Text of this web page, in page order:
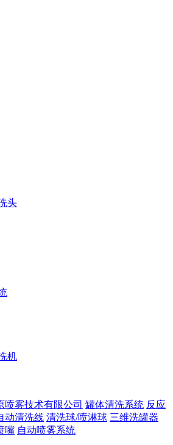
头
机
喷雾技术有限公司 罐体清洗系统 反应
动清洗线 清洗球/喷淋球 三维洗罐器
嘴 自动喷雾系统